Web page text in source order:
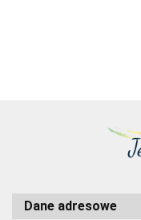
Dane adresowe